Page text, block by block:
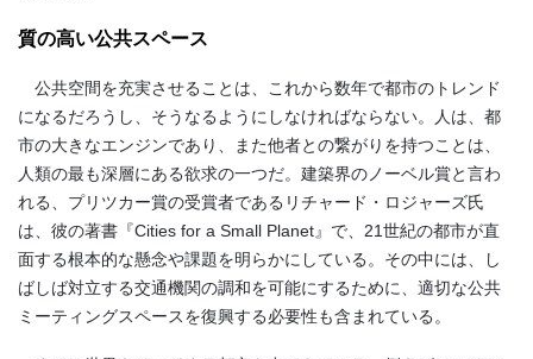
質の高い公共スペース
公共空間を充実させることは、これから数年で都市のトレンド
になるだろうし、そうなるようにしなければならない。人は、都
市の大きなエンジンであり、また他者との繋がりを持つことは、
人類の最も深層にある欲求の一つだ。建築界のノーベル賞と言わ
れる、プリツカー賞の受賞者であるリチャード・ロジャーズ氏
は、彼の著書『Cities for a Small Planet』で、 21世紀の都市が直
面する根本的な懸念や課題を明らかにしている。その中には、し
ばしば対立する交通機関の調和を可能にするために、適切な公共
ミーティングスペースを復興する必要性も含まれている。